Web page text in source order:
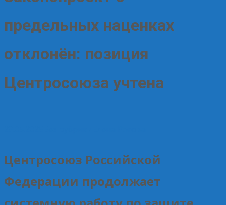
предельных наценках
отклонён: позиция
Центросоюза учтена
Центросоюз Российской
Федерации продолжает